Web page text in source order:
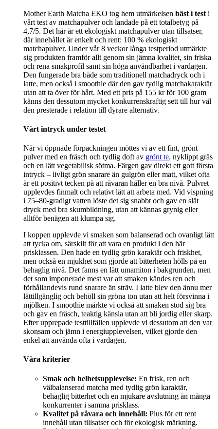
Mother Earth Matcha EKO tog hem utmärkelsen bäst i test i
vårt test av matchapulver och landade på ett totalbetyg på
4,7/5. Det här är ett ekologiskt matchapulver utan tillsatser,
där innehållet är enkelt och rent: 100 % ekologiskt
matchapulver. Under vår 8 veckor långa testperiod utmärkte
sig produkten framför allt genom sin jämna kvalitet, sin friska
och rena smakprofil samt sin höga användbarhet i vardagen.
Den fungerade bra både som traditionell matchadryck och i
latte, men också i smoothie där den gav tydlig matchakaraktär
utan att ta över för hårt. Med ett pris på 155 kr för 100 gram
känns den dessutom mycket konkurrenskraftig sett till hur väl
den presterade i relation till dyrare alternativ.
Vårt intryck under testet
När vi öppnade förpackningen möttes vi av ett fint, grönt
pulver med en fräsch och tydlig doft av grönt te, nyklippt gräs
och en lätt vegetabilisk sötma. Färgen gav direkt ett gott första
intryck – livligt grön snarare än gulgrön eller matt, vilket ofta
är ett positivt tecken på att råvaran håller en bra nivå. Pulvret
upplevdes finmalt och relativt lätt att arbeta med. Vid vispning
i 75–80-gradigt vatten löste det sig snabbt och gav en slät
dryck med bra skumbildning, utan att kännas grynig eller
alltför benägen att klumpa sig.
I koppen upplevde vi smaken som balanserad och ovanligt lätt
att tycka om, särskilt för att vara en produkt i den här
prisklassen. Den hade en tydlig grön karaktär och friskhet,
men också en mjukhet som gjorde att bitterheten hölls på en
behaglig nivå. Det fanns en lätt umamiton i bakgrunden, men
det som imponerade mest var att smaken kändes ren och
förhållandevis rund snarare än sträv. I latte blev den ännu mer
lättillgänglig och behöll sin gröna ton utan att helt försvinna i
mjölken. I smoothie märkte vi också att smaken stod sig bra
och gav en fräsch, teaktig känsla utan att bli jordig eller skarp.
Efter upprepade testtillfällen upplevde vi dessutom att den var
skonsam och jämn i energiupplevelsen, vilket gjorde den
enkel att använda ofta i vardagen.
Våra kriterier
Smak och helhetsupplevelse: En frisk, ren och
välbalanserad matcha med tydlig grön karaktär,
behaglig bitterhet och en mjukare avslutning än många
konkurrenter i samma prisklass.
Kvalitet på råvara och innehåll: Plus för ett rent
innehåll utan tillsatser och för ekologisk märkning.